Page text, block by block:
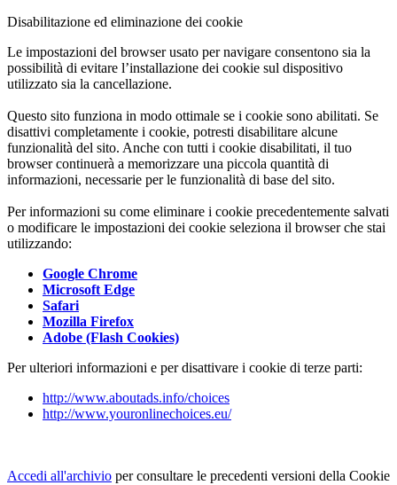
Disabilitazione ed eliminazione dei cookie
Le impostazioni del browser usato per navigare consentono sia la
possibilità di evitare l’installazione dei cookie sul dispositivo
utilizzato sia la cancellazione.
Questo sito funziona in modo ottimale se i cookie sono abilitati. Se
disattivi completamente i cookie, potresti disabilitare alcune
funzionalità del sito. Anche con tutti i cookie disabilitati, il tuo
browser continuerà a memorizzare una piccola quantità di
informazioni, necessarie per le funzionalità di base del sito.
Per informazioni su come eliminare i cookie precedentemente salvati
o modificare le impostazioni dei cookie seleziona il browser che stai
utilizzando:
Google Chrome
Microsoft Edge
Safari
Mozilla Firefox
Adobe (Flash Cookies)
Per ulteriori informazioni e per disattivare i cookie di terze parti:
http://www.aboutads.info/choices
http://www.youronlinechoices.eu/
Accedi all'archivio per consultare le precedenti versioni della Cookie